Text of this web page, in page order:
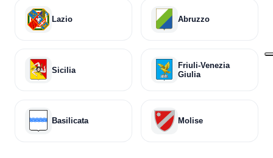
Lazio Abruzzo
Sicilia
Friuli-Venezia
Giulia
Basilicata Molise